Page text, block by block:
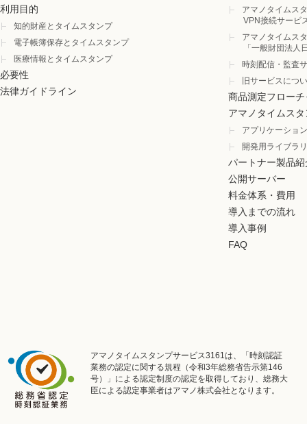
利用目的
知的財産とタイムスタンプ
電子帳簿保存とタイムスタンプ
医療情報とタイムスタンプ
必要性
法律ガイドライン
アマノタイムス
VPN接続サービ
アマノタイムス
「一般財団法人
時刻配信・監査
旧サービスにつ
商品測定フロー
アマノタイムス
アプリケーショ
開発用ライブラリ
パートナー製品紹
公開サーバー
料金体系・費用
導入までの流れ
導入事例
FAQ
アマノタイムスタンプサービス3161は、「時刻認証
業務の認定に関する規程（令和3年総務省告示第146
号）」による認定制度の認定を取得しており、総務大
臣による認定事業者はアマノ株式会社となります。